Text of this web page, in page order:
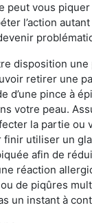
peut vous
l’action
disposition
retirer une
d’une pince à
votre peau.
la partie ou
finir utiliser un
afin de
réaction
de piqûres
un instant à